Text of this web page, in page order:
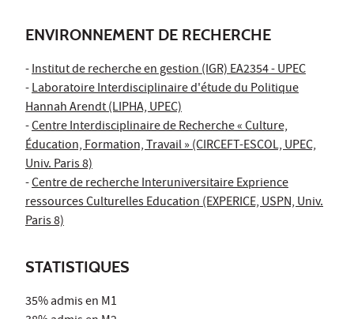
ENVIRONNEMENT DE RECHERCHE
-Institut de recherche en gestion (IGR) EA2354 - UPEC
-Laboratoire Interdisciplinaire d'étude du Politique
Hannah Arendt (LIPHA, UPEC)
-Centre Interdisciplinaire de Recherche « Culture,
Éducation, Formation, Travail » (CIRCEFT-ESCOL, UPEC,
Univ. Paris 8)
-Centre de recherche Interuniversitaire Exprience
ressources Culturelles Education (EXPERICE, USPN, Univ.
Paris 8)
STATISTIQUES
35% admis en M1